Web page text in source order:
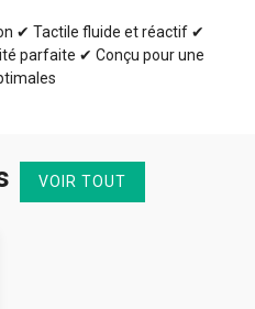
✔ Tactile fluide et réactif ✔
parfaite ✔ Conçu pour une
VOIR TOUT